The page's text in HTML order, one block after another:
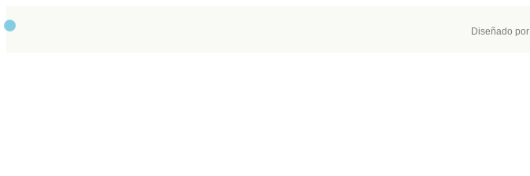
Diseñado por